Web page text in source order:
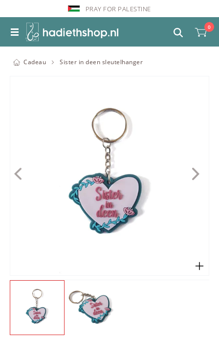
PRAY FOR PALESTINE
0
Cadeau Sister in deen sleutelhanger